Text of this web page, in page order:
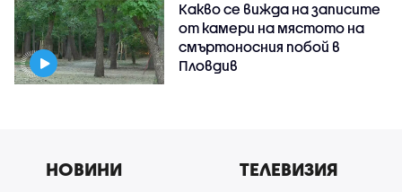
Какво се вижда на записите
от камери на мястото на
смъртоносния побой в
Пловдив
НОВИНИ ТЕЛЕВИЗИЯ